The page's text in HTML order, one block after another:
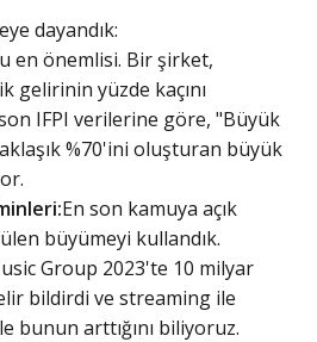
dayandık:
en önemlisi. Bir şirket,
gelirinin yüzde kaçını
IFPI verilerine göre, "Büyük
%70'ini oluşturan büyük
En son kamuya açık
büyümeyi kullandık.
Group 2023'te 10 milyar
bildirdi ve streaming ile
bunun arttığını biliyoruz.